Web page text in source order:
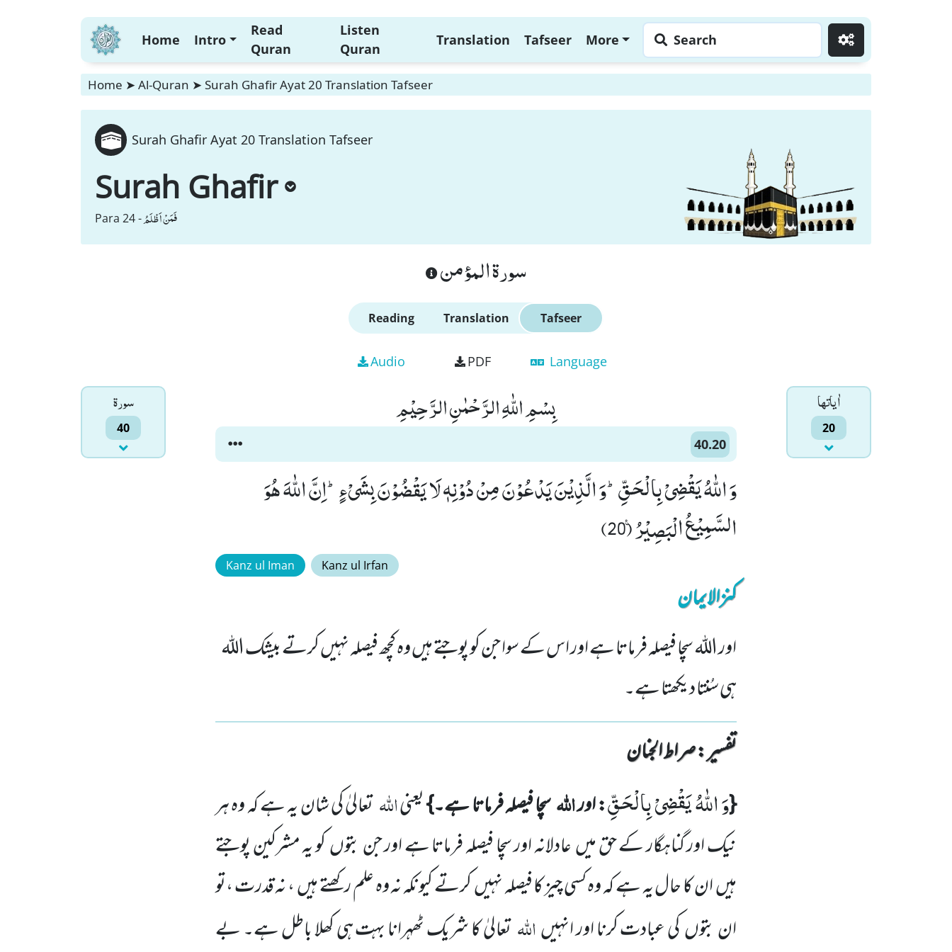
Home Intro
Read
Quran
Listen
Quran
Translation Tafseer More Search
Home ➤ Al-Quran ➤ Surah Ghafir Ayat 20 Translation Tafseer
Surah Ghafir Ayat 20 Translation Tafseer
Surah Ghafir
Para 24 -فَمَنْ اَظْلَمُ
سورة المؤمن
Reading Translation Tafseer
Audio PDF Language
سورۃ
40
اٰياتها
20
بِسْمِ اللّٰهِ الرَّحْمٰنِ الرَّحِیْمِ
40.20
وَ اللّٰهُ یَقْضِیْ بِالْحَقِّؕ-وَ الَّذِیْنَ یَدْعُوْنَ مِنْ دُوْنِهٖ لَا یَقْضُوْنَ بِشَیْءٍؕ-اِنَّ اللّٰهَ هُوَ
السَّمِیْعُ الْبَصِیْرُ۠ (20)
Kanz ul Iman Kanz ul Irfan
کنزالایمان
اور اللہ سچا فیصلہ فرماتا ہے اور اس کے سوا جن کو پوجتے ہیں وہ کچھ فیصلہ نہیں کرتے بیشک اللہ
ہی سُنتا دیکھتا ہے۔
تفسیر : ‎صراط الجنان
{وَ اللّٰهُ یَقْضِیْ بِالْحَقِّ: اوراللہسچا فیصلہ فرماتا ہے۔}یعنیاللہتعالیٰ کی شان یہ ہے کہ وہ ہر
نیک اور گناہگار کے حق میں عادلانہ اور سچا فیصلہ فرماتا ہے اور جن بتوں کو یہ مشرکین پوجتے
ہیں ان کا حال یہ ہے کہ وہ کسی چیز کا فیصلہ نہیں کرتے کیونکہ نہ وہ علم رکھتے ہیں ، نہ قدرت ،تو
ان بتوں کی عبادت کرنا اور انہیںاللہتعالیٰ کا شریک ٹھہرانا بہت ہی کھلا باطل ہے۔ بے